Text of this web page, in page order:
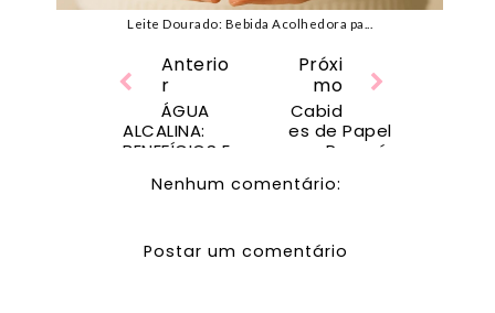
Leite Dourado: Bebida Acolhedora pa...
Próxi
mo
Cabid
es de Papel
Paraná:
por R$0,45
Grátis!)
Anterio
r
ÁGUA
ALCALINA:
BENEFÍCIOS E
FAZER EM
Nenhum comentário:
Postar um comentário